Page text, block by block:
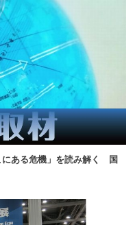
にある危機」を読み解く 国